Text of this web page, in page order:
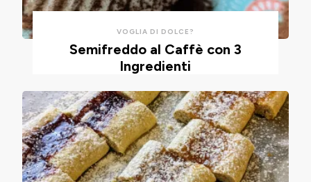
aria.
VOGLIA DI DOLCE?
Semifreddo al Caffè con 3
Ingredienti